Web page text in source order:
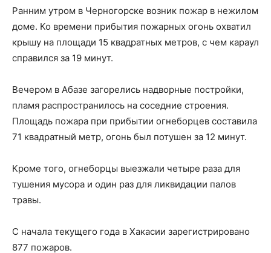
Ранним утром в Черногорске возник пожар в нежилом
доме. Ко времени прибытия пожарных огонь охватил
крышу на площади 15 квадратных метров, с чем караул
справился за 19 минут.
Вечером в Абазе загорелись надворные постройки,
пламя распространилось на соседние строения.
Площадь пожара при прибытии огнеборцев составила
71 квадратный метр, огонь был потушен за 12 минут.
Кроме того, огнеборцы выезжали четыре раза для
тушения мусора и один раз для ликвидации палов
травы.
С начала текущего года в Хакасии зарегистрировано
877 пожаров.